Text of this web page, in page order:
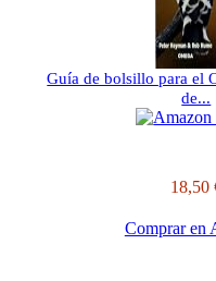
Guía de bolsillo para el
de...
18,50
Comprar en